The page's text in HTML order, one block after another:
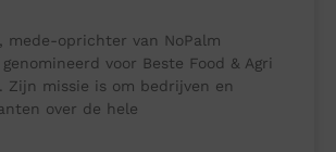
mede-oprichter van NoPalm
voor Beste Food & Agri
Zijn missie is om bedrijven en
over de hele